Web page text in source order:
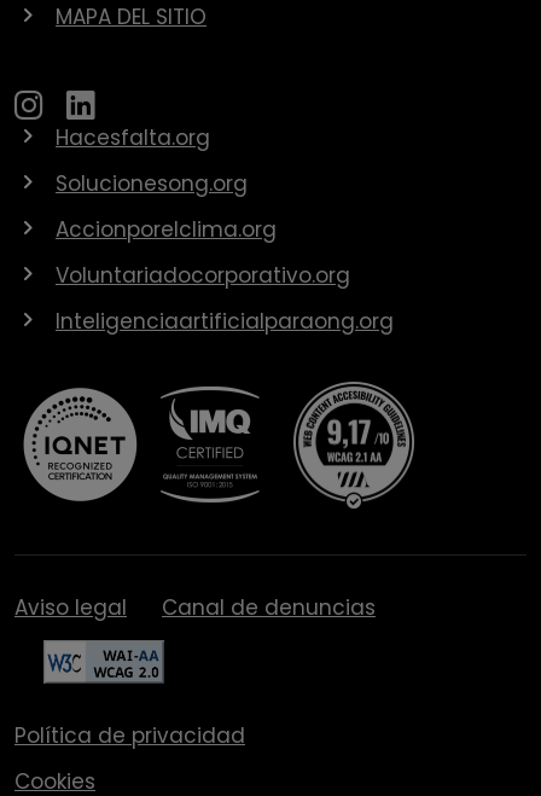
MAPA DEL SITIO
Hacesfalta.org
Solucionesong.org
Accionporelclima.org
Voluntariadocorporativo.org
Inteligenciaartificialparaong.org
Aviso legal Canal de denuncias
Política de privacidad
Cookies